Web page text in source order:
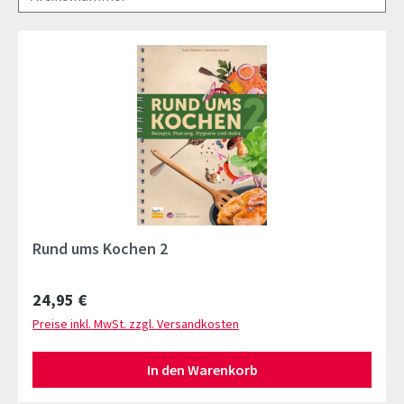
Rund ums Kochen 2
Regulärer Preis:
24,95 €
Preise inkl. MwSt. zzgl. Versandkosten
In den Warenkorb